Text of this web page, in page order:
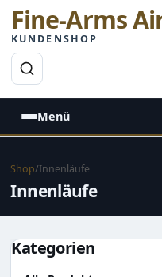
Fine-Arms
KUNDENSHOP
Menü
Shop/Innenläufe
Innenläufe
Kategorien